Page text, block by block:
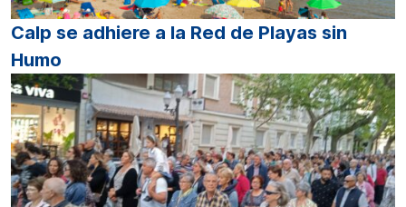
Calp se adhiere a la Red de Playas sin
Humo